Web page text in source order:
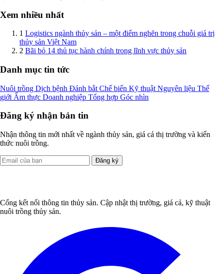
Xem nhiều nhất
1 Logistics ngành thủy sản – một điểm nghẽn trong chuỗi giá trị
thủy sản Việt Nam
2 Bãi bỏ 14 thủ tục hành chính trong lĩnh vực thủy sản
Danh mục tin tức
Nuôi trồng Dịch bệnh Đánh bắt Chế biến Kỹ thuật Nguyên liệu Thế
giới Ẩm thực Doanh nghiệp Tổng hợp Góc nhìn
Đăng ký nhận bản tin
Nhận thông tin mới nhất về ngành thủy sản, giá cả thị trường và kiến
thức nuôi trồng.
Đăng ký
Cổng kết nối thông tin thủy sản. Cập nhật thị trường, giá cả, kỹ thuật
nuôi trồng thủy sản.